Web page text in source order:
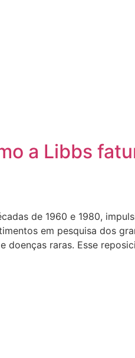
a Libbs
de 1960 e 1980,
em pesquisa dos
raras. Esse